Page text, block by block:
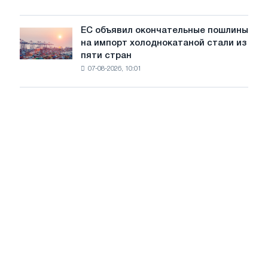
трамвайных
путей
Ярославля
объявил
окончательные
ЕС объявил окончательные пошлины
на импорт холоднокатаной стали из
пяти стран
07-08-2026, 10:01